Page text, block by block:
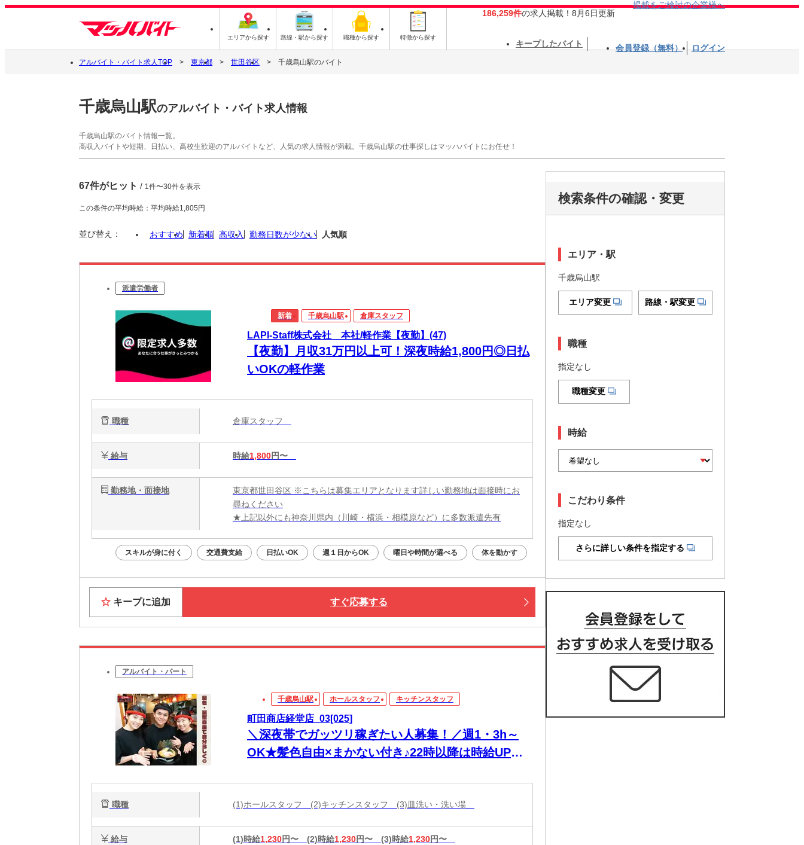
エリアから探す 路線・駅から探す 職種から探す 特徴から探す
186,259件の求人掲載！8月6日更新
掲載をご検討の企業様へ
キープしたバイト 会員登録（無料） ログイン
アルバイト・バイト求人TOP 東京都 世田谷区 千歳烏山駅のバイト
千歳烏山駅のアルバイト・バイト求人情報
千歳烏山駅のバイト情報一覧。
高収入バイトや短期、日払い、高校生歓迎のアルバイトなど、人気の求人情報が満載。千歳烏山駅の仕事探しはマッハバイトにお任せ！
67件がヒット / 1件〜30件を表示
この条件の平均時給：平均時給1,805円
並び替え： おすすめ 新着順 高収入 勤務日数が少ない 人気順
派遣労働者
新着 千歳烏山駅 倉庫スタッフ
LAPI-Staff株式会社 本社/軽作業【夜勤】(47)
【夜勤】月収31万円以上可！深夜時給1,800円◎日払
いOKの軽作業
職種 倉庫スタッフ
給与 時給1,800円〜
勤務地・面接地
東京都世田谷区 ※こちらは募集エリアとなります詳しい勤務地は面接時にお
尋ねください
★上記以外にも神奈川県内（川崎・横浜・相模原など）に多数派遣先有
スキルが身に付く 交通費支給 日払いOK 週１日からOK 曜日や時間が選べる 体を動かす
キープに追加 すぐ応募する
アルバイト・パート
千歳烏山駅 ホールスタッフ キッチンスタッフ
町田商店経堂店_03[025]
＼深夜帯でガッツリ稼ぎたい人募集！／週1・3h～
OK★髪色自由×まかない付き♪22時以降は時給UPで
職種 (1)ホールスタッフ (2)キッチンスタッフ (3)皿洗い・洗い場
給与 (1)時給1,230円〜 (2)時給1,230円〜 (3)時給1,230円〜
検索条件の確認・変更
エリア・駅
千歳烏山駅
エリア変更 路線・駅変更
職種
指定なし
職種変更
時給
こだわり条件
指定なし
さらに詳しい条件を指定する